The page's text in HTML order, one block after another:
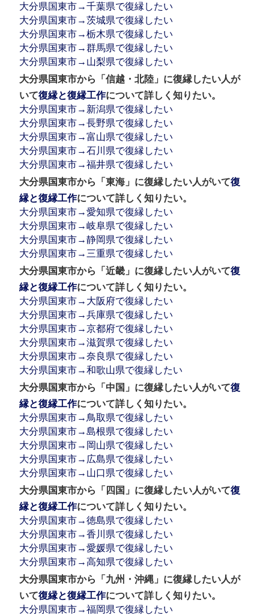
大分県国東市→千葉県で復縁したい
大分県国東市→茨城県で復縁したい
大分県国東市→栃木県で復縁したい
大分県国東市→群馬県で復縁したい
大分県国東市→山梨県で復縁したい
大分県国東市から「信越・北陸」に復縁したい人が
いて復縁と復縁工作について詳しく知りたい。
大分県国東市→新潟県で復縁したい
大分県国東市→長野県で復縁したい
大分県国東市→富山県で復縁したい
大分県国東市→石川県で復縁したい
大分県国東市→福井県で復縁したい
大分県国東市から「東海」に復縁したい人がいて復
縁と復縁工作について詳しく知りたい。
大分県国東市→愛知県で復縁したい
大分県国東市→岐阜県で復縁したい
大分県国東市→静岡県で復縁したい
大分県国東市→三重県で復縁したい
大分県国東市から「近畿」に復縁したい人がいて復
縁と復縁工作について詳しく知りたい。
大分県国東市→大阪府で復縁したい
大分県国東市→兵庫県で復縁したい
大分県国東市→京都府で復縁したい
大分県国東市→滋賀県で復縁したい
大分県国東市→奈良県で復縁したい
大分県国東市→和歌山県で復縁したい
大分県国東市から「中国」に復縁したい人がいて復
縁と復縁工作について詳しく知りたい。
大分県国東市→鳥取県で復縁したい
大分県国東市→島根県で復縁したい
大分県国東市→岡山県で復縁したい
大分県国東市→広島県で復縁したい
大分県国東市→山口県で復縁したい
大分県国東市から「四国」に復縁したい人がいて復
縁と復縁工作について詳しく知りたい。
大分県国東市→徳島県で復縁したい
大分県国東市→香川県で復縁したい
大分県国東市→愛媛県で復縁したい
大分県国東市→高知県で復縁したい
大分県国東市から「九州・沖縄」に復縁したい人が
いて復縁と復縁工作について詳しく知りたい。
大分県国東市→福岡県で復縁したい